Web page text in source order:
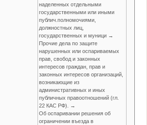
наделенных отдельными
государственными или иными
публич.полномочиями,
должностных лиц,
государственных и муници →
Прочие дела по защите
нарушенных или оспариваемых
прав, свобод и законных
интересов граждан, прав и
законных интересов организаций,
возникающие из
административных и иных
публичных правоотношений (гл.
22 КАС РФ). →
Об оспаривании решения об
ограничении въезда в